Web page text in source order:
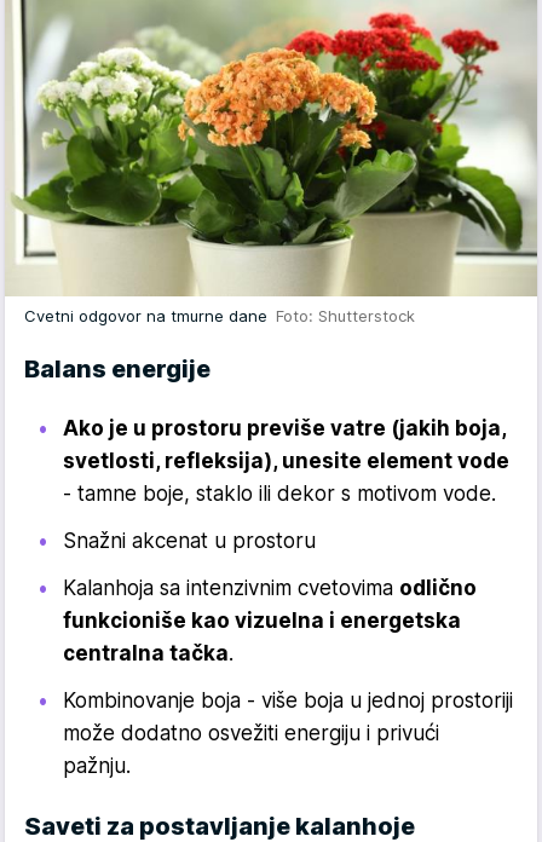
Cvetni odgovor na tmurne dane Foto: Shutterstock
Balans energije
Ako je u prostoru previše vatre (jakih boja,
svetlosti, refleksija), unesite element vode
- tamne boje, staklo ili dekor s motivom vode.
Snažni akcenat u prostoru
Kalanhoja sa intenzivnim cvetovima odlično
funkcioniše kao vizuelna i energetska
centralna tačka.
Kombinovanje boja - više boja u jednoj prostoriji
može dodatno osvežiti energiju i privući
pažnju.
Saveti za postavljanje kalanhoje